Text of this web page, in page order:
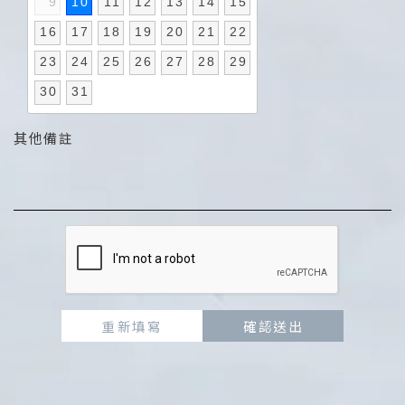
16 17 18 19 20 21 22
23 24 25 26 27 28 29
30 31
其他備註
重新填寫 確認送出